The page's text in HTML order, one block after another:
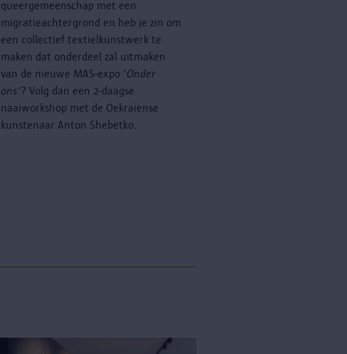
queergemeenschap met een
migratieachtergrond en heb je zin om
een collectief textielkunstwerk te
maken dat onderdeel zal uitmaken
van de nieuwe MAS-expo 'Onder
ons'? Volg dan een 2-daagse
naaiworkshop met de Oekraïense
kunstenaar Anton Shebetko.